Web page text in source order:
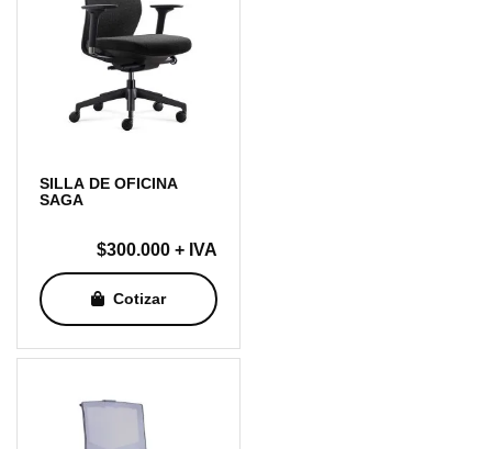
SILLA DE OFICINA
SAGA
$300.000 + IVA
Cotizar